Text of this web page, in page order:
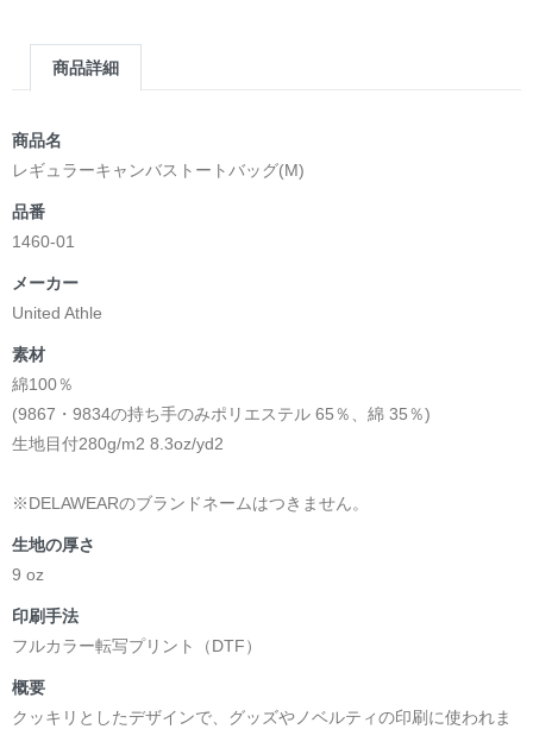
商品詳細
商品名
レギュラーキャンバストートバッグ(M)
品番
1460-01
メーカー
United Athle
素材
綿100％
(9867・9834の持ち手のみポリエステル 65％、綿 35％)
生地目付280g/m2 8.3oz/yd2
※DELAWEARのブランドネームはつきません。
生地の厚さ
9 oz
印刷手法
フルカラー転写プリント（DTF）
概要
クッキリとしたデザインで、グッズやノベルティの印刷に使われま